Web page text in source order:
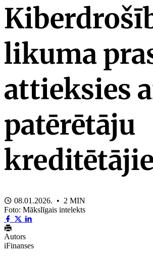
likuma
attieksies
patērētāju
08.01.2026. • 2 MIN
Foto: Mākslīgais intelekts
Autors
iFinanses